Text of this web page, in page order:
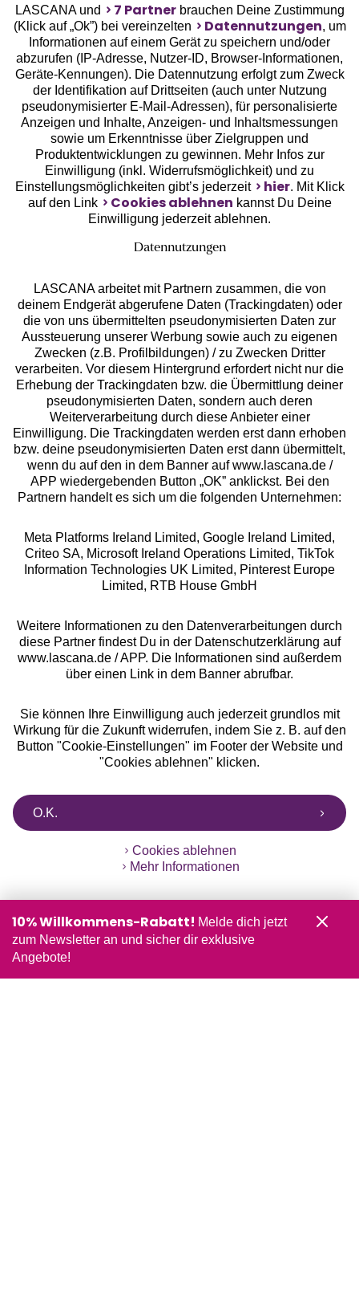
Geprüfte Sicherheit
Unsere Apps
Services
Beratung
Über uns
Rechtliches
Alle Preise inkl. MwSt., zzgl.
Versandkosten
** Bonität vorausgesetzt, berechtigt zur Bonitätsprüfung
LASCANA und 7 Partnerbrauchen Deine Zustimmung
(Klick auf „Ok”) bei vereinzelten
Datennutzungen, um
Informationen auf einem Gerät zu speichern und/oder
abzurufen (IP-Adresse, Nutzer-ID, Browser-Informationen,
Geräte-Kennungen). Die Datennutzung erfolgt zum Zweck
der Identifikation auf Drittseiten (auch unter Nutzung
pseudonymisierter E-Mail-Adressen), für personalisierte
Anzeigen und Inhalte, Anzeigen- und Inhaltsmessungen
sowie um Erkenntnisse über Zielgruppen und
Produktentwicklungen zu gewinnen. Mehr Infos zur
Einwilligung (inkl. Widerrufsmöglichkeit) und zu
Einstellungsmöglichkeiten gibt’s jederzeit
hier. Mit Klick
auf den Link
Cookies ablehnen kannst Du Deine
Einwilligung jederzeit ablehnen.
Datennutzungen
LASCANA arbeitet mit Partnern zusammen, die von
deinem Endgerät abgerufene Daten (Trackingdaten) oder
die von uns übermittelten pseudonymisierten Daten zur
Aussteuerung unserer Werbung sowie auch zu eigenen
Zwecken (z.B. Profilbildungen) / zu Zwecken Dritter
verarbeiten. Vor diesem Hintergrund erfordert nicht nur die
Erhebung der Trackingdaten bzw. die Übermittlung deiner
pseudonymisierten Daten, sondern auch deren
Weiterverarbeitung durch diese Anbieter einer
Einwilligung. Die Trackingdaten werden erst dann erhoben
bzw. deine pseudonymisierten Daten erst dann übermittelt,
wenn du auf den in dem Banner auf www.lascana.de /
APP wiedergebenden Button „OK” anklickst. Bei den
Partnern handelt es sich um die folgenden Unternehmen:
Meta Platforms Ireland Limited, Google Ireland Limited,
Criteo SA, Microsoft Ireland Operations Limited, TikTok
Information Technologies UK Limited, Pinterest Europe
Limited, RTB House GmbH
Weitere Informationen zu den Datenverarbeitungen durch
diese Partner findest Du in der Datenschutzerklärung auf
www.lascana.de / APP. Die Informationen sind außerdem
über einen Link in dem Banner abrufbar.
Sie können Ihre Einwilligung auch jederzeit grundlos mit
Wirkung für die Zukunft widerrufen, indem Sie z. B. auf den
Button "Cookie-Einstellungen" im Footer der Website und
"Cookies ablehnen" klicken.
O.K.
Cookies ablehnen
Mehr Informationen
10% Willkommens-Rabatt! Melde dich jetzt
zum Newsletter an und sicher dir exklusive
Angebote!